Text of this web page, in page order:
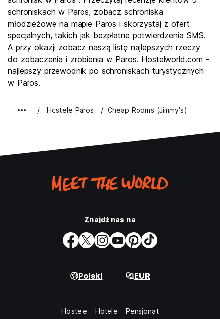
Imprezy
Najlepsza wartość
schroniskach w Paros, zobacz schroniska
młodzieżowe na mapie Paros i skorzystaj z ofert
specjalnych, takich jak bezpłatne potwierdzenia SMS.
A przy okazji zobacz naszą listę najlepszych rzeczy
do zobaczenia i zrobienia w Paros. Hostelworld.com -
najlepszy przewodnik po schroniskach turystycznych
w Paros.
Hostele Paros Cheap Rooms (Jimmy's)
Znajdź nas na
Polski EUR
Hostele Hotele Pensjonat